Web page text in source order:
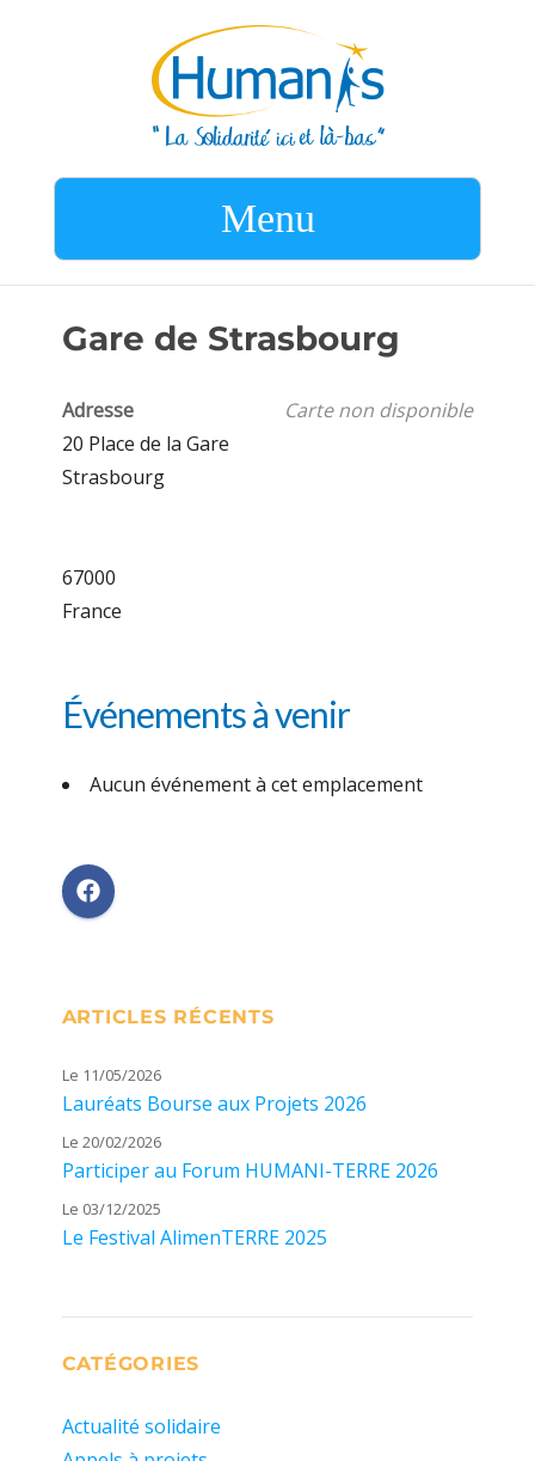
Menu
Gare de Strasbourg
Carte non disponible
Adresse
20 Place de la Gare
Strasbourg
67000
France
Événements à venir
Aucun événement à cet emplacement
ARTICLES RÉCENTS
Le 11/05/2026
Lauréats Bourse aux Projets 2026
Le 20/02/2026
Participer au Forum HUMANI-TERRE 2026
Le 03/12/2025
Le Festival AlimenTERRE 2025
CATÉGORIES
Actualité solidaire